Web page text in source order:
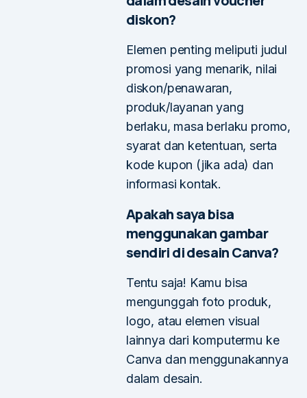
diskon?
Elemen penting meliputi judul
promosi yang menarik, nilai
diskon/penawaran,
produk/layanan yang
berlaku, masa berlaku promo,
syarat dan ketentuan, serta
kode kupon (jika ada) dan
informasi kontak.
Apakah saya bisa
menggunakan gambar
sendiri di desain Canva?
Tentu saja! Kamu bisa
mengunggah foto produk,
logo, atau elemen visual
lainnya dari komputermu ke
Canva dan menggunakannya
dalam desain.